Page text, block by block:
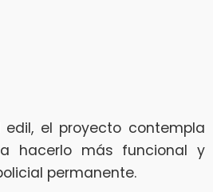
el proyecto contempla
hacerlo más funcional y
permanente.